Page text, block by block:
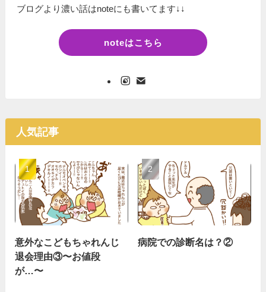
ブログより濃い話はnoteにも書いてます↓↓
noteはこちら
人気記事
意外なこどもちゃれんじ
退会理由③〜お値段
が…〜
病院での診断名は？②